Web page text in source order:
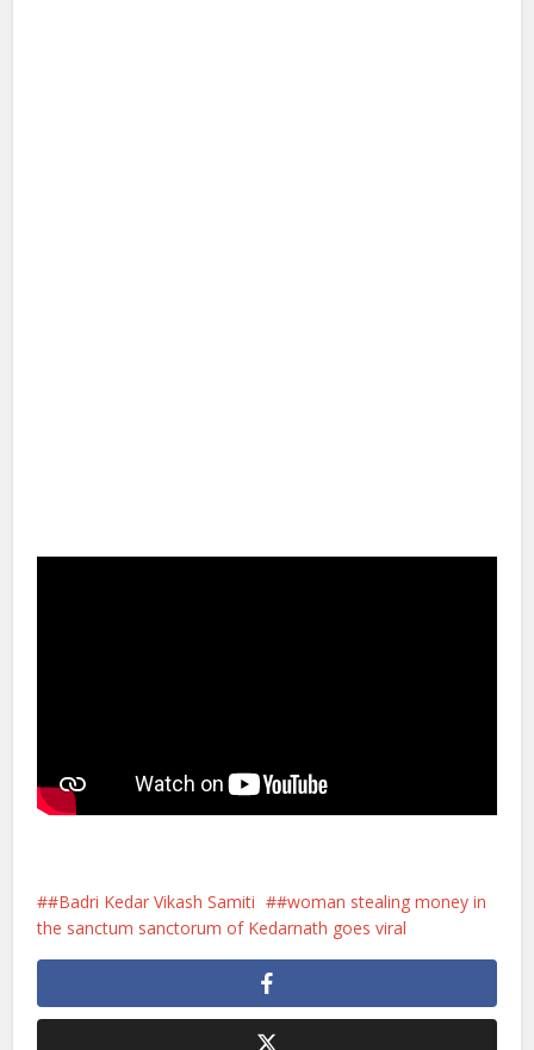
#Badri Kedar Vikash Samiti
#woman stealing money in
the sanctum sanctorum of Kedarnath goes viral